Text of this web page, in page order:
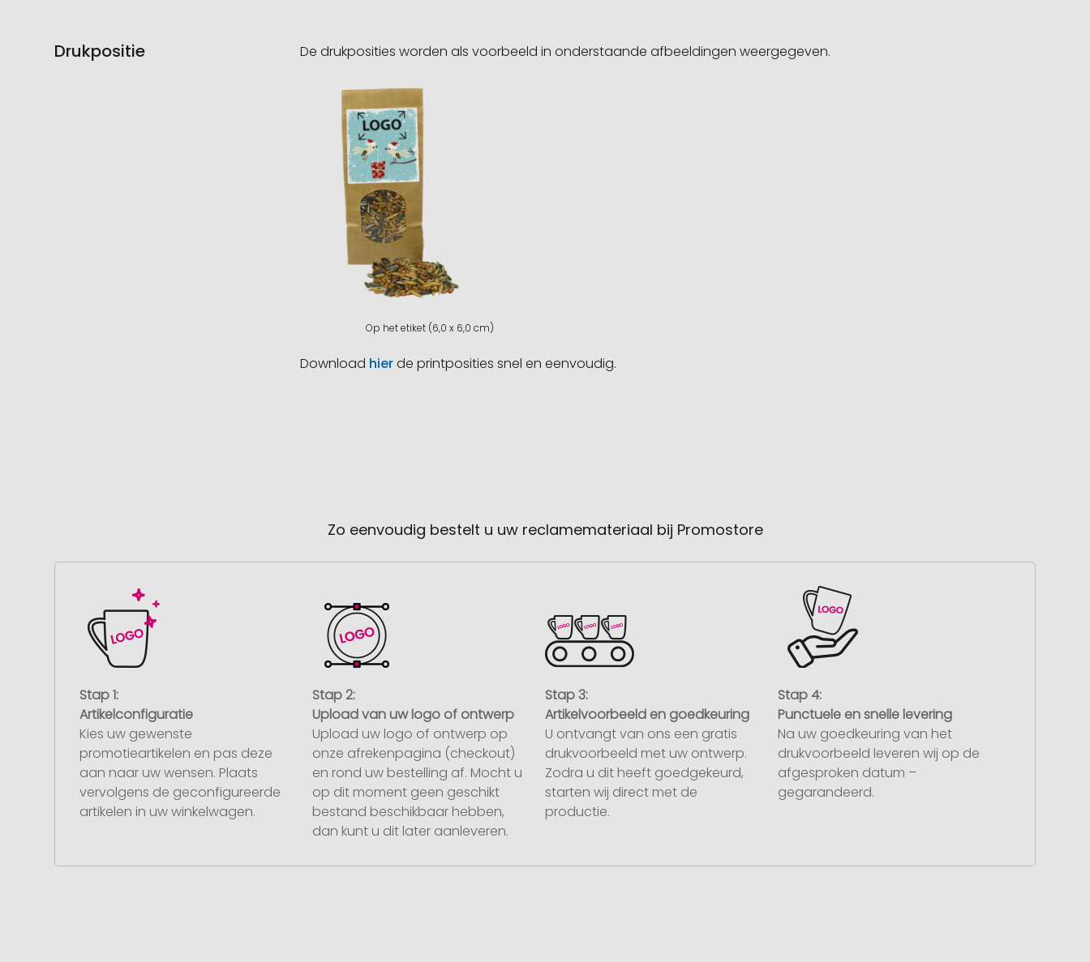
Drukpositie De drukposities worden als voorbeeld in onderstaande afbeeldingen weergegeven.
Op het etiket (6,0 x 6,0 cm)
Download hierde printposities snel en eenvoudig.
Zo eenvoudig bestelt u uw reclamemateriaal bij Promostore
Stap 1:
Artikelconfiguratie
Kies uw gewenste
promotieartikelen en pas deze
aan naar uw wensen. Plaats
vervolgens de geconfigureerde
artikelen in uw winkelwagen.
Stap 2:
Upload van uw logo of ontwerp
Upload uw logo of ontwerp op
onze afrekenpagina (checkout)
en rond uw bestelling af. Mocht u
op dit moment geen geschikt
bestand beschikbaar hebben,
dan kunt u dit later aanleveren.
Stap 3:
Artikelvoorbeeld en goedkeuring
U ontvangt van ons een gratis
drukvoorbeeld met uw ontwerp.
Zodra u dit heeft goedgekeurd,
starten wij direct met de
productie.
Stap 4:
Punctuele en snelle levering
Na uw goedkeuring van het
drukvoorbeeld leveren wij op de
afgesproken datum –
gegarandeerd.